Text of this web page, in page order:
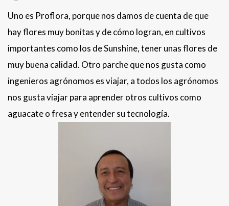
Uno es Proflora, porque nos damos de cuenta de que
hay flores muy bonitas y de cómo logran, en cultivos
importantes como los de Sunshine, tener unas flores de
muy buena calidad. Otro parche que nos gusta como
ingenieros agrónomos es viajar, a todos los agrónomos
nos gusta viajar para aprender otros cultivos como
aguacate o fresa y entender su tecnología.